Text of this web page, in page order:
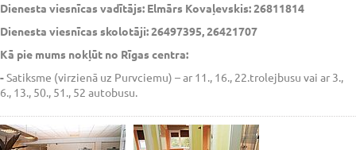
Dienesta viesnīcas vadītājs: Elmārs Kovaļevskis: 26811814
Dienesta viesnīcas skolotāji: 26497395, 26421707
Kā pie mums nokļūt no Rīgas centra:
-Satiksme (virzienā uz Purvciemu) – ar 11., 16., 22.trolejbusu vai ar 3.,
6., 13., 50., 51., 52 autobusu.